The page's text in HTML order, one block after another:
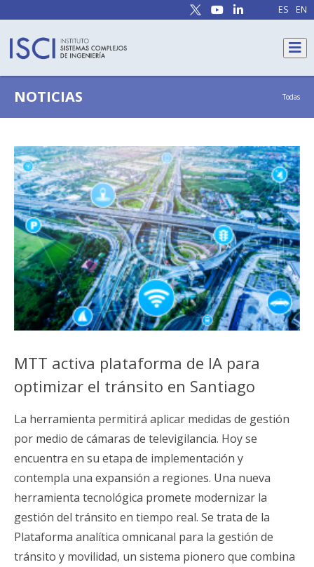
ES EN
NOTICIAS Todas
MTT activa plataforma de IA para
optimizar el tránsito en Santiago
La herramienta permitirá aplicar medidas de gestión
por medio de cámaras de televigilancia. Hoy se
encuentra en su etapa de implementación y
contempla una expansión a regiones. Una nueva
herramienta tecnológica promete modernizar la
gestión del tránsito en tiempo real. Se trata de la
Plataforma analítica omnicanal para la gestión de
tránsito y movilidad, un sistema pionero que combina